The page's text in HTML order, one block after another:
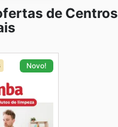
de Centros
Novo!